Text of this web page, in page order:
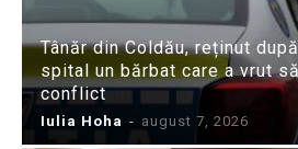
Tânăr din Coldău, reținut
spital un bărbat care a vrut
conflict
Iulia Hoha - august 7, 2026